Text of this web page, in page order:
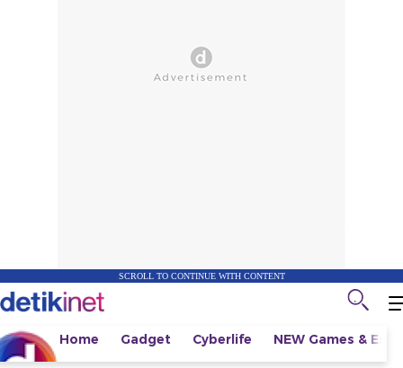
SCROLL TO CONTINUE WITH CONTENT
Home Gadget Cyberlife NEW Games &